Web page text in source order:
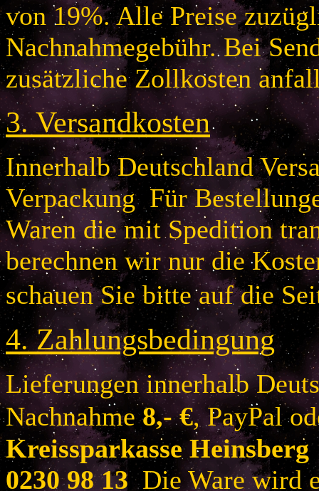
von 19%. Alle Preise
Nachnahmegebühr. Bei
zusätzliche Zollkosten
3.Versandkosten
Innerhalb Deutschland
Verpackung Für
Waren die mit Spedition
berechnen wir nur die
schauen Sie bitte auf die
4.Zahlungsbedingung
Lieferungen innerhalb
Nachnahme 8,- €, PayPal
Kreissparkasse
0230 98 13Die Ware wird